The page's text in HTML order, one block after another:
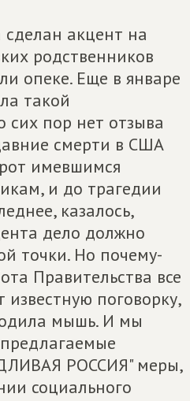
сделан акцент на
родственников
опеке. Еще в январе
такой
сих пор нет отзыва
смерти в США
имевшимся
и до трагедии
казалось,
дело должно
точки. Но почему-
Правительства все
поговорку,
мышь. И мы
РОССИЯ" меры,
социального